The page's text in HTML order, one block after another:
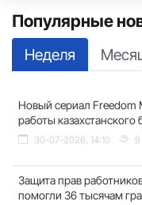
Популярные
Неделя
Новый сериал Freedom
работы казахстанского
30-07-2026, 14:10 9
Защита прав
помогли 36 тысячам